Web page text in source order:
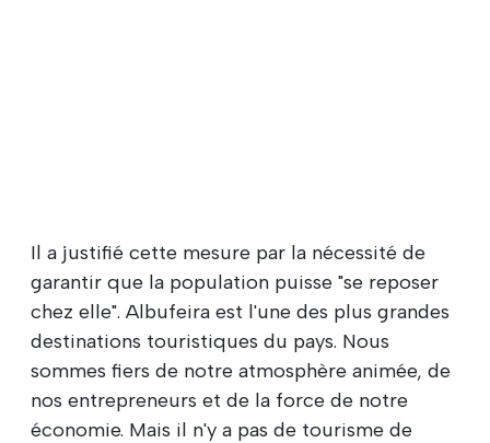
Il a justifié cette mesure par la nécessité de
garantir que la population puisse "se reposer
chez elle". Albufeira est l'une des plus grandes
destinations touristiques du pays. Nous
sommes fiers de notre atmosphère animée, de
nos entrepreneurs et de la force de notre
économie. Mais il n'y a pas de tourisme de